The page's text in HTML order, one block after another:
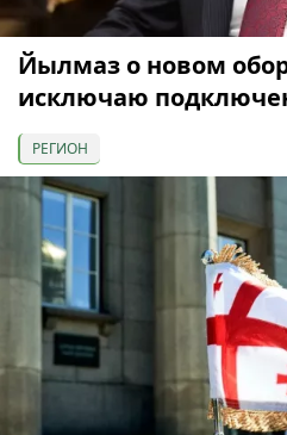
Йылмаз о новом
исключаю
РЕГИОН